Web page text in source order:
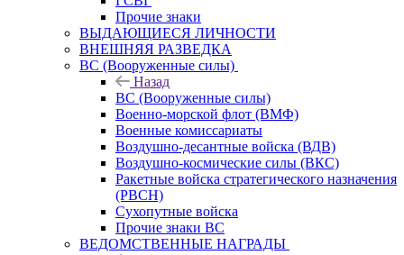
Прочие знаки
ВЫДАЮЩИЕСЯ ЛИЧНОСТИ
ВНЕШНЯЯ РАЗВЕДКА
ВС (Вооруженные силы)
Назад
ВС (Вооруженные силы)
Военно-морской флот (ВМФ)
Военные комиссариаты
Воздушно-десантные войска (ВДВ)
Воздушно-космические силы (ВКС)
Ракетные войска стратегического назначения
(РВСН)
Сухопутные войска
Прочие знаки ВС
ВЕДОМСТВЕННЫЕ НАГРАДЫ